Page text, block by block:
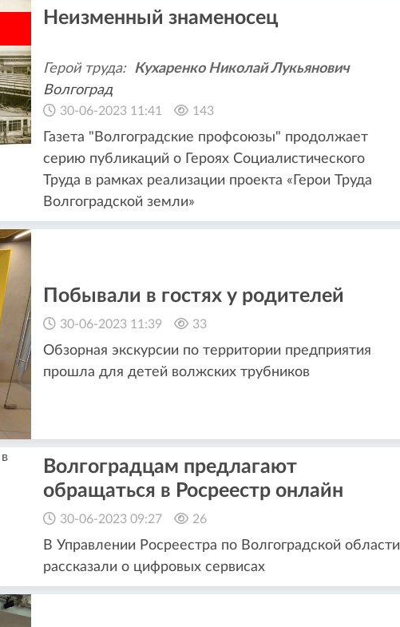
Неизменный знаменосец
Герой труда: Кухаренко Николай Лукьянович
Волгоград
30-06-2023 11:41 143
Газета "Волгоградские профсоюзы" продолжает
серию публикаций о Героях Социалистического
Труда в рамках реализации проекта «Герои Труда
Волгоградской земли»
Побывали в гостях у родителей
30-06-2023 11:39 33
Обзорная экскурсии по территории предприятия
прошла для детей волжских трубников
Волгоградцам предлагают
обращаться в Росреестр онлайн
30-06-2023 09:27 26
В Управлении Росреестра по Волгоградской области
рассказали о цифровых сервисах